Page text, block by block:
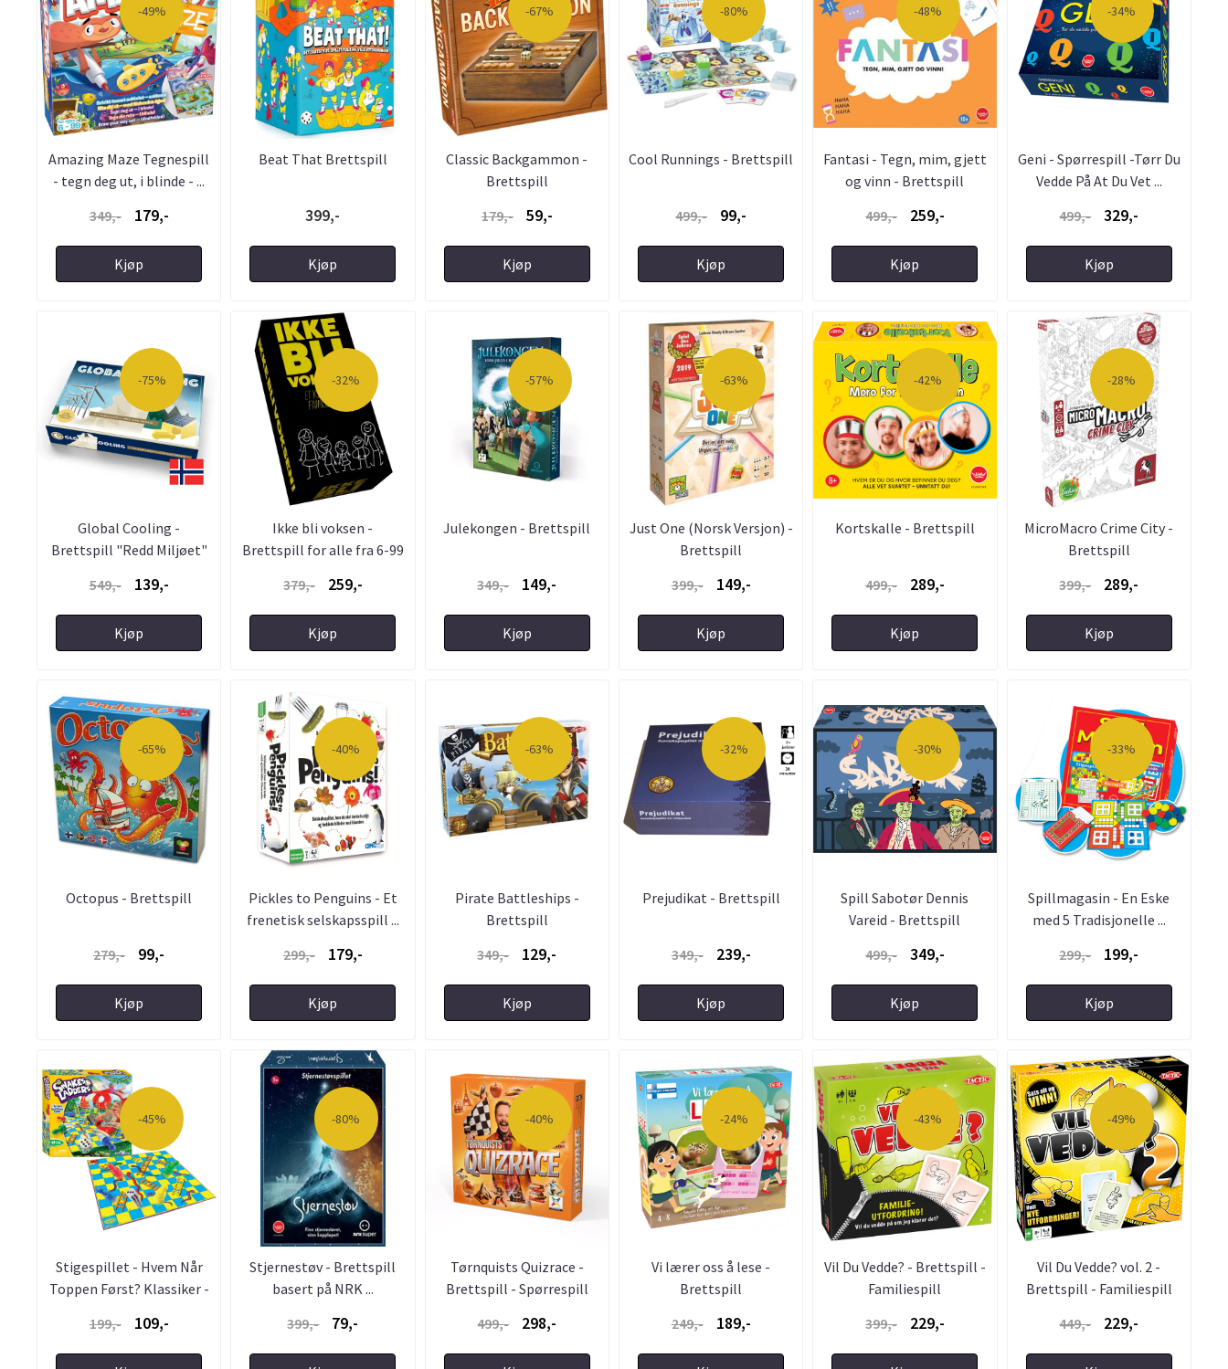
-49%
Amazing Maze Tegnespill
- tegn deg ut, i blinde - ...
349,-
179,-
Kjøp
Beat That Brettspill
399,-
Kjøp
-67%
Classic Backgammon -
Brettspill
179,-
59,-
Kjøp
-80%
Cool Runnings - Brettspill
499,- 99,-
Kjøp
-48%
Fantasi - Tegn, mim, gjett
og vinn - Brettspill
499,-
259,-
Kjøp
-34%
Geni - Spørrespill -Tørr Du
Vedde På At Du Vet ...
499,-
329,-
Kjøp
-75%
Global Cooling -
Brettspill "Redd Miljøet"
549,-
139,-
Kjøp
-32%
Ikke bli voksen -
Brettspill for alle fra 6-99
379,- 259,-
Kjøp
-57%
Julekongen - Brettspill
349,- 149,-
Kjøp
-63%
Just One (Norsk Versjon) -
Brettspill
399,-
149,-
Kjøp
-42%
Kortskalle - Brettspill
499,- 289,-
Kjøp
-28%
MicroMacro Crime City -
Brettspill
399,-
289,-
Kjøp
-65%
Octopus - Brettspill
279,- 99,-
Kjøp
-40%
Pickles to Penguins - Et
frenetisk selskapsspill ...
299,-
179,-
Kjøp
-63%
Pirate Battleships -
Brettspill
349,-
129,-
Kjøp
-32%
Prejudikat - Brettspill
349,- 239,-
Kjøp
-30%
Spill Sabotør Dennis
Vareid - Brettspill
499,-
349,-
Kjøp
-33%
Spillmagasin - En Eske
med 5 Tradisjonelle ...
299,-
199,-
Kjøp
-45%
Stigespillet - Hvem Når
Toppen Først? Klassiker -
199,- 109,-
-80%
Stjernestøv - Brettspill
basert på NRK ...
399,-
79,-
-40%
Tørnquists Quizrace -
Brettspill - Spørrespill
499,-
298,-
-24%
Vi lærer oss å lese -
Brettspill
249,-
189,-
-43%
Vil Du Vedde? - Brettspill -
Familiespill
399,-
229,-
-49%
Vil Du Vedde? vol. 2 -
Brettspill - Familiespill
449,-
229,-